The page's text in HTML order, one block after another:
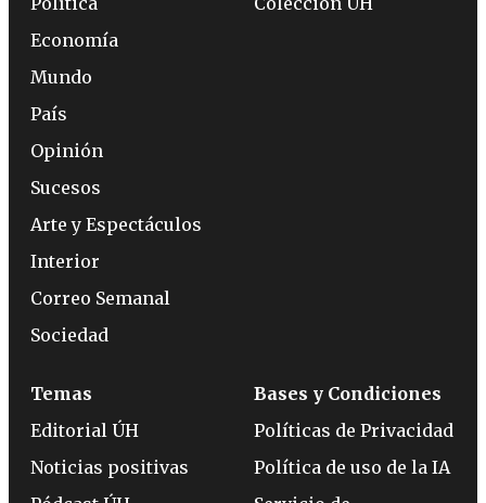
Economía
Mundo
País
Opinión
Sucesos
Arte y Espectáculos
Interior
Correo Semanal
Sociedad
Temas
Editorial ÚH
Noticias positivas
Bases y Condiciones
Políticas de Privacidad
Política de uso de la IA